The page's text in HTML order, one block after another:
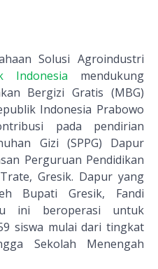
Solusi Agroindustri
Indonesia mendukung
Bergizi Gratis (MBG)
Indonesia Prabowo
pada pendirian
Gizi (SPPG) Dapur
Perguruan Pendidikan
Gresik. Dapur yang
Bupati Gresik, Fandi
ini beroperasi untuk
siswa mulai dari tingkat
Sekolah Menengah